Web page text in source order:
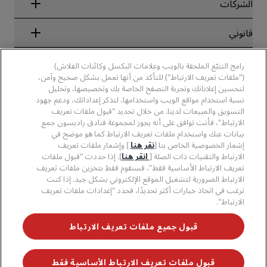
الوجهات
تطبيق فنادق راديسون
الفنادق المعتمدة في مجال الرياضة
فنادق مناسبة للعائلات
الصحة والسلامة
الشركات
مجموعة فنادق راديسون
وسائل الإعلام
الوظائف، مجموعة فنادق PPHE
الوظائف في مجموعة فنادق EHL
The Club by RHG
فرص التنمية
الأعمال المسؤولة
المشتريات
قانوني
الإشعار القانوني
شروط برنامج Radisson Rewards وأحكامه
اتفاقية استخدام الموقع
سهولة التصفح الرقمي
بيان الرق ّ المعاصر
مساعدة
تنبيهات للمستهلكين
بيانات الاتصال
الأسئلة الشائعة
خريطة الموقع
وسائل التواصل الاجتماعي
علامات فنادق راديسون التجارية
لا تفوّت فرصة الحصول على أفضل عروضنا
رامج التتبّع الملحقة بالويب وعلامات البكسل وكائنات الفلاش)
("ملفات تعريف الارتباط") للتأكد من أنها تعمل بشكل صحيح وآمن،
لتحسين إعلاناتك وتجربة التصفح الخاصة بك وتخصيصها، وتحليل
نسبة استخدام مواقع الويب واستخدامها، لتذكر إعداداتك، ودعم جهود
التسويق والمبيعات لدينا. من خلال تحديد "قبول ملفات تعريف
الارتباط"، فأنت توافق على أنه يجوز لمجموعة فنادق راديسون جمع
بيانات عنك واستخدام ملفات تعريف الارتباط كما هو موضح في
إشعار الخصوصية الخاص بنا [نقر هنا ] وإشعار ملفات تعريف
الارتباط والتقنيات ذات الصلة [ انقر هنا]. إذا حددت "قبول ملفات
تعريف الارتباط الأساسية فقط"، فسنقوم فقط بتخزين ملفات تعريف
الارتباط الضرورية لتشغيل الموقع الإلكتروني بشكل جيد. إذا كنت
ترغب في اتخاذ خيارات أكثر تحديدًا، فحدد "إعدادات ملفات تعريف
الارتباط".
قبول جميع ملفات تعريف الارتباط
قبول ملفات تعريف الارتباط الأساسية فقط